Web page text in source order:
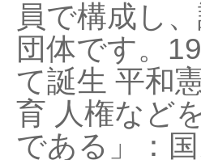
員で構成し
団体です。
て誕生 平和
育 人権など
である」：